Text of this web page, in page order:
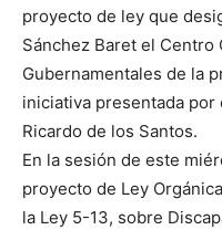
proyecto de ley que
Sánchez Baret el Centro
Gubernamentales de la
iniciativa presentada
Ricardo de los Santos.
En la sesión de este
proyecto de Ley
la Ley 5-13, sobre